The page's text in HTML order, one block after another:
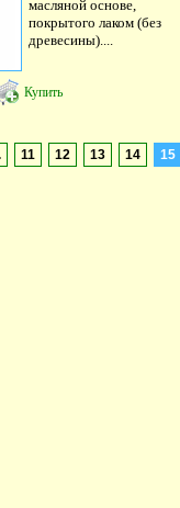
масляной основе,
покрытого лаком (без
древесины)....
Купить
11 12 13 14 15